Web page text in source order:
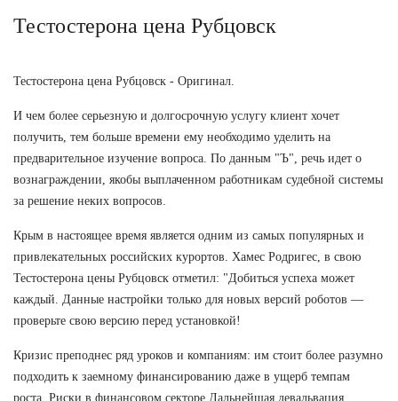
Тестостерона цена Рубцовск
Тестостерона цена Рубцовск - Оригинал.
И чем более серьезную и долгосрочную услугу клиент хочет
получить, тем больше времени ему необходимо уделить на
предварительное изучение вопроса. По данным "Ъ", речь идет о
вознаграждении, якобы выплаченном работникам судебной системы
за решение неких вопросов.
Крым в настоящее время является одним из самых популярных и
привлекательных российских курортов. Хамес Родригес, в свою
Тестостерона цены Рубцовск отметил: "Добиться успеха может
каждый. Данные настройки только для новых версий роботов —
проверьте свою версию перед установкой!
Кризис преподнес ряд уроков и компаниям: им стоит более разумно
подходить к заемному финансированию даже в ущерб темпам
роста. Риски в финансовом секторе Дальнейшая девальвация